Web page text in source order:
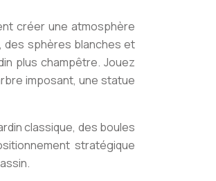
créer une atmosphère
des sphères blanches et
plus champêtre. Jouez
imposant, une statue
classique, des boules
stratégique